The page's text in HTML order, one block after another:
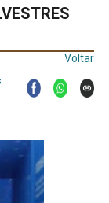
Voltar